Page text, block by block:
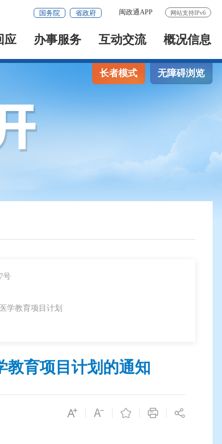
网站支持IPv6
闽政通APP
国务院 省政府
应 办事服务 互动交流 概况信息
长者模式 无障碍浏览
号
学教育项目计划
教育项目计划的通知